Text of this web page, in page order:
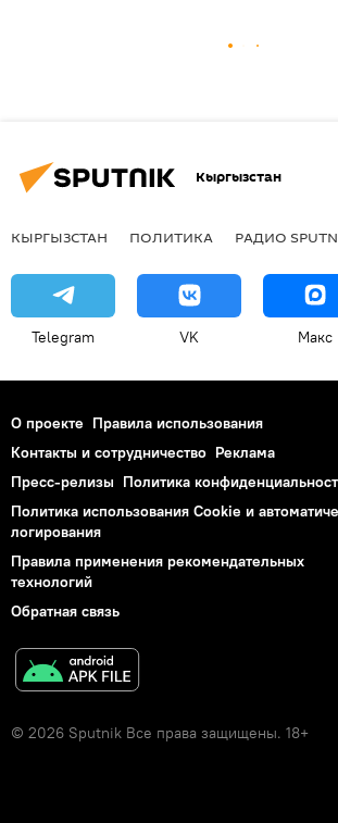
Кыргызстан
КЫРГЫЗСТАН ПОЛИТИКА РАДИО
Telegram VK Макс
О проекте Правила использования
Контакты и сотрудничество Реклама
Пресс-релизы Политика
Политика использования Cookie и
логирования
Правила применения рекомендательных
технологий
Обратная связь
© 2026 Sputnik Все права защищены. 18+